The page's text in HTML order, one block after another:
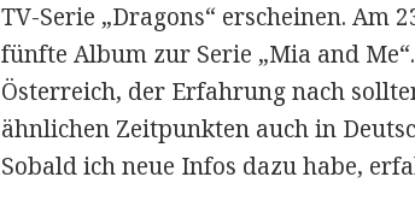
TV-Serie „Dragons“ erscheinen. Am
fünfte Album zur Serie „Mia and
Österreich, der Erfahrung nach
ähnlichen Zeitpunkten auch in
Sobald ich neue Infos dazu habe,